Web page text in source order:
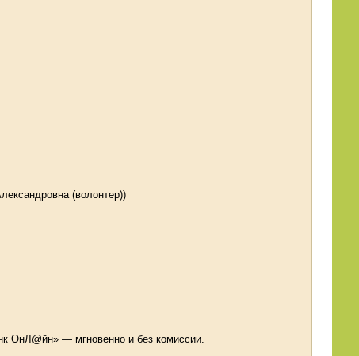
(волонтер))
ОнЛ@йн» — мгновенно и без комиссии.